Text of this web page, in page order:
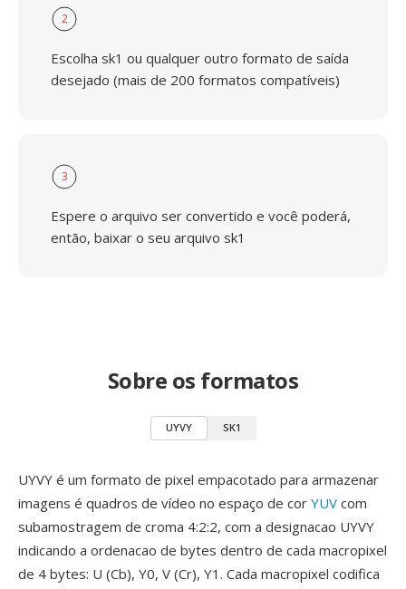
2
Escolha sk1 ou qualquer outro formato de saída
desejado (mais de 200 formatos compatíveis)
3
Espere o arquivo ser convertido e você poderá,
então, baixar o seu arquivo sk1
Sobre os formatos
UYVY SK1
UYVY é um formato de pixel empacotado para armazenar
imagens é quadros de vídeo no espaço de cor YUV com
subamostragem de croma 4:2:2, com a designacao UYVY
indicando a ordenacao de bytes dentro de cada macropixel
de 4 bytes: U (Cb), Y0, V (Cr), Y1. Cada macropixel codifica